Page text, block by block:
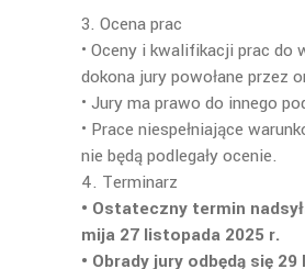
3. Ocena prac
• Oceny i kwalifikacji prac do
dokona jury powołane przez
• Jury ma prawo do innego
• Prace niespełniające
nie będą podlegały ocenie.
4. Terminarz
• Ostateczny termin
mija 27 listopada 2025 r.
• Obrady jury odbędą się